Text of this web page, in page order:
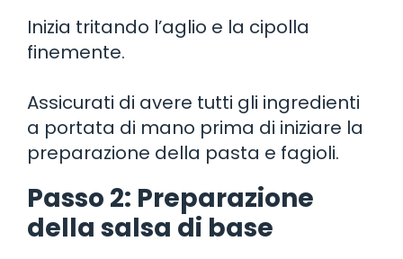
Inizia tritando l’aglio e la cipolla
finemente.
Assicurati di avere tutti gli ingredienti
a portata di mano prima di iniziare la
preparazione della pasta e fagioli.
Passo 2: Preparazione
della salsa di base